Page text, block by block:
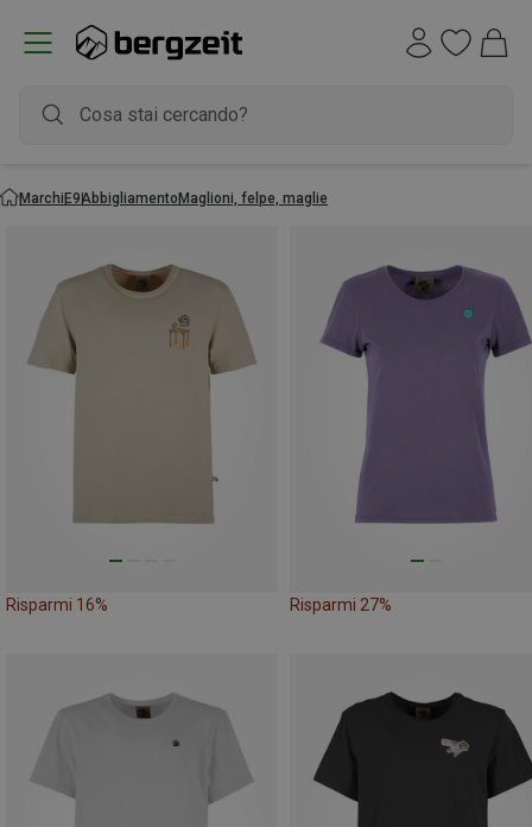
MarchiE9AbbigliamentoMaglioni, felpe, maglie
Risparmi 16% Risparmi 27%